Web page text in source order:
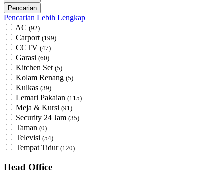
Pencarian Lebih Lengkap
AC (92)
Carport (199)
CCTV (47)
Garasi (60)
Kitchen Set (5)
Kolam Renang (5)
Kulkas (39)
Lemari Pakaian (115)
Meja & Kursi (91)
Security 24 Jam (35)
Taman (0)
Televisi (54)
Tempat Tidur (120)
Head Office